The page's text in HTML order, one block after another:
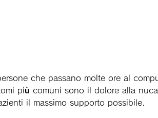
più comuni sono il dolore alla nuca,
il massimo supporto possibile.